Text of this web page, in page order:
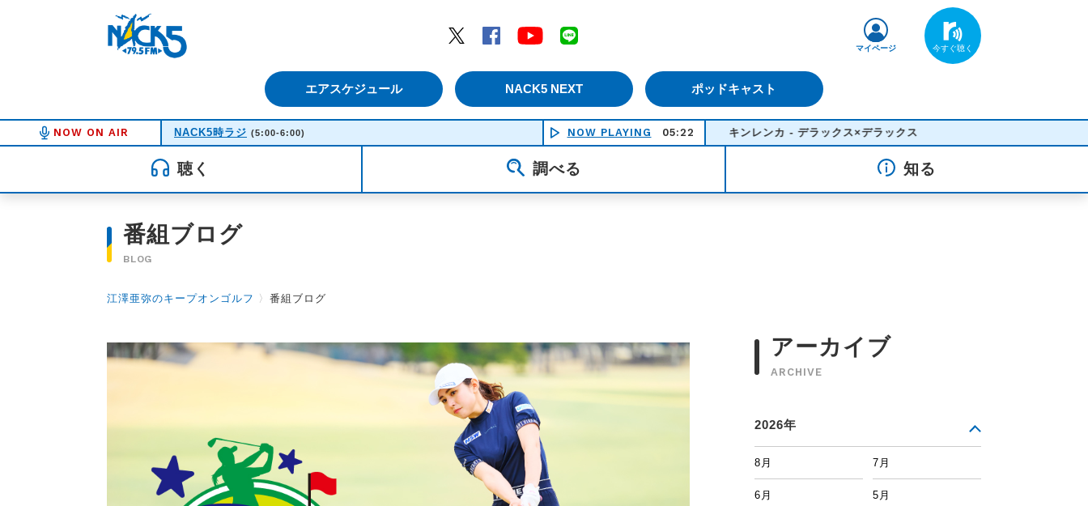
Twitter
Facebook YouTube
エアスケジュール NACK5 NEXT ポッドキャスト
マイページ
NOW ON AIR NACK5時ラジ (5:00-6:00) NOW PLAYING 05:22
キンレンカ - デラックス×デラックス
聴く 調べる 知る
番組ブログ
BLOG
江澤亜弥のキープオンゴルフ 〉 番組ブログ
アーカイブ
ARCHIVE
2026年
8月 7月
6月 5月